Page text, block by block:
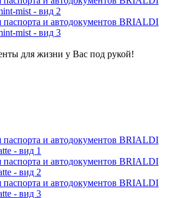
для жизни у Вас под рукой!